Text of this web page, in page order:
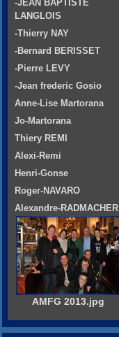
-JEAN BAPTISTE
LANGLOIS
-Thierry NAY
-Bernard BERISSET
-Pierre LEVY
-Jean frederic Gosio
Anne-Lise Martorana
Jo-Martorana
Thiery REMI
Alexi-Remi
Henri-Gonse
Roger-NAVARO
Alexandre-RADMACHER
AMFG 2013.jpg